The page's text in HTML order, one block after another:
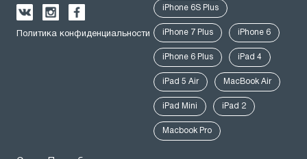
Политика конфиденциальности
iPhone 6S Plus
iPhone 7 Plus iPhone 6
iPhone 6 Plus iPad 4
iPad 5 Air MacBook Air
iPad Mini iPad 2
Macbook Pro